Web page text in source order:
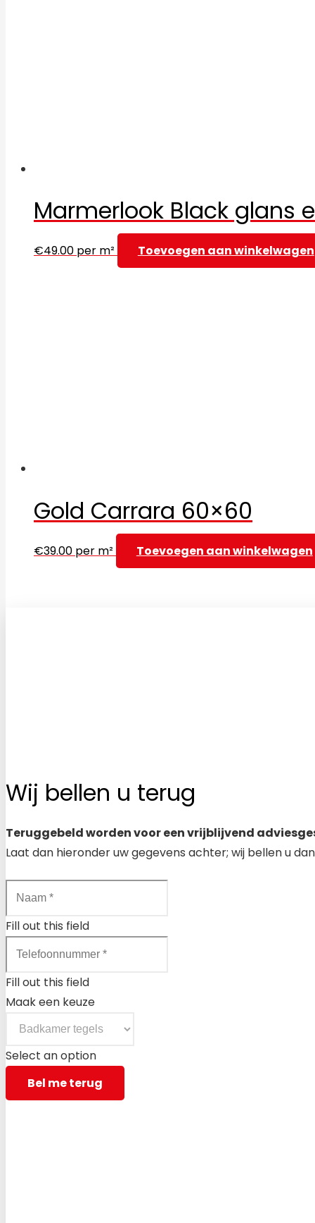
Marmerlook Black glans
€49.00 per m² Toevoegen aan winkelwagen
Gold Carrara 60×60
€39.00 per m² Toevoegen aan winkelwagen
Wij bellen u terug
Teruggebeld worden voor een vrijblijvend
Laat dan hieronder uw gegevens achter; wij bellen u
Fill out this field
Fill out this field
Maak een keuze
Select an option
Bel me terug